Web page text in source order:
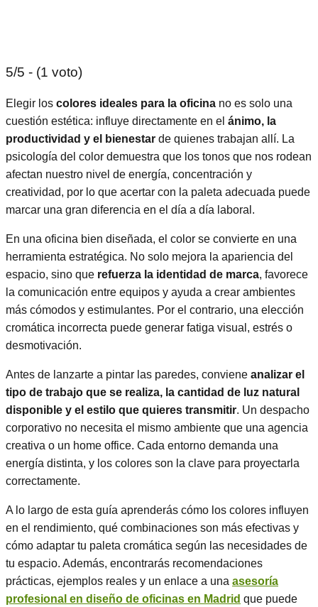
5/5 - (1 voto)
Elegir los colores ideales para la oficina no es solo una
cuestión estética: influye directamente en el ánimo, la
productividad y el bienestar de quienes trabajan allí. La
psicología del color demuestra que los tonos que nos rodean
afectan nuestro nivel de energía, concentración y
creatividad, por lo que acertar con la paleta adecuada puede
marcar una gran diferencia en el día a día laboral.
En una oficina bien diseñada, el color se convierte en una
herramienta estratégica. No solo mejora la apariencia del
espacio, sino que refuerza la identidad de marca, favorece
la comunicación entre equipos y ayuda a crear ambientes
más cómodos y estimulantes. Por el contrario, una elección
cromática incorrecta puede generar fatiga visual, estrés o
desmotivación.
Antes de lanzarte a pintar las paredes, conviene analizar el
tipo de trabajo que se realiza, la cantidad de luz natural
disponible y el estilo que quieres transmitir. Un despacho
corporativo no necesita el mismo ambiente que una agencia
creativa o un home office. Cada entorno demanda una
energía distinta, y los colores son la clave para proyectarla
correctamente.
A lo largo de esta guía aprenderás cómo los colores influyen
en el rendimiento, qué combinaciones son más efectivas y
cómo adaptar tu paleta cromática según las necesidades de
tu espacio. Además, encontrarás recomendaciones
prácticas, ejemplos reales y un enlace a una asesoría
profesional en diseño de oficinas en Madrid que puede